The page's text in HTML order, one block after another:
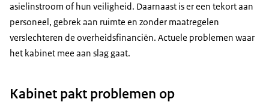
asielinstroom of hun veiligheid. Daarnaast is er een tekort aan
personeel, gebrek aan ruimte en zonder maatregelen
verslechteren de overheidsfinanciën. Actuele problemen waar
het kabinet mee aan slag gaat.
Kabinet pakt problemen op